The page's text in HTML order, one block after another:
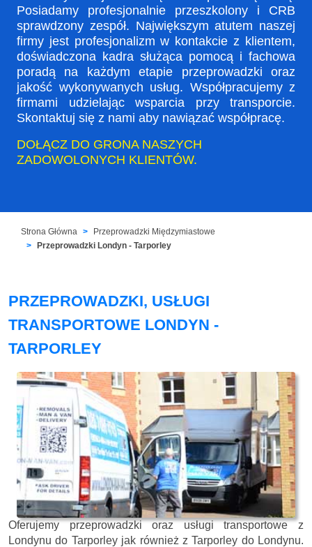
Posiadamy profesjonalnie przeszkolony i CRB
sprawdzony zespół. Największym atutem naszej
firmy jest profesjonalizm w kontakcie z klientem,
doświadczona kadra służąca pomocą i fachowa
poradą na każdym etapie przeprowadzki oraz
jakość wykonywanych usług. Współpracujemy z
firmami udzielając wsparcia przy transporcie.
Skontaktuj się z nami aby nawiązać współpracę.
DOŁĄCZ DO GRONA NASZYCH
ZADOWOLONYCH KLIENTÓW.
Strona Główna
Przeprowadzki Międzymiastowe
Przeprowadzki Londyn - Tarporley
PRZEPROWADZKI, USŁUGI
TRANSPORTOWE LONDYN -
TARPORLEY
Oferujemy przeprowadzki oraz usługi transportowe z
Londynu do Tarporley jak również z Tarporley do Londynu.